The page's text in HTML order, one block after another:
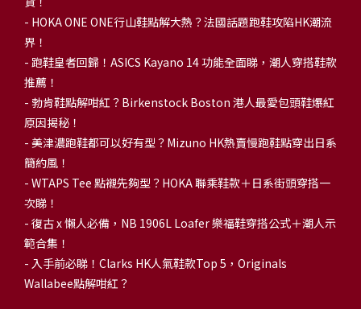
- HOKA ONE ONE行山鞋點解大熱？法國話題跑鞋攻陷HK潮流
界！
- 跑鞋皇者回歸！ASICS Kayano 14 功能全面睇，潮人穿搭鞋款
推薦！
- 勃肯鞋點解咁紅？Birkenstock Boston 港人最愛包頭鞋爆紅
原因揭秘！
- 美津濃跑鞋都可以好有型？Mizuno HK熱賣慢跑鞋點穿出日系
簡約風！
- WTAPS Tee 點襯先夠型？HOKA 聯乘鞋款＋日系街頭穿搭一
次睇！
- 復古 x 懶人必備，NB 1906L Loafer 樂福鞋穿搭公式＋潮人示
範合集！
- 入手前必睇！Clarks HK人氣鞋款Top 5，Originals
Wallabee點解咁紅？